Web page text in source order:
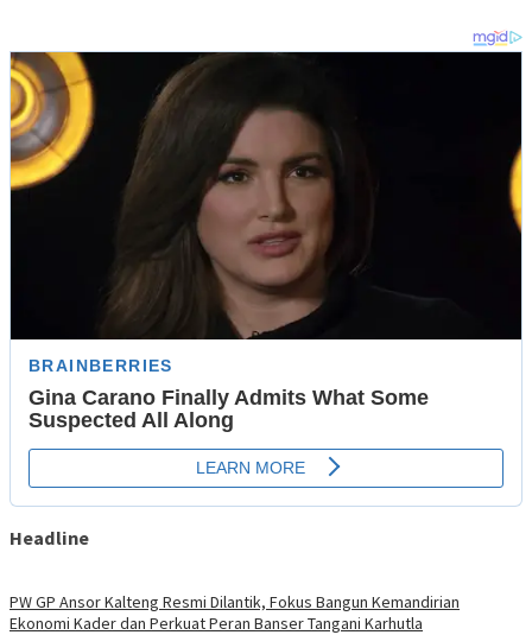
Headline
PW GP Ansor Kalteng Resmi Dilantik, Fokus Bangun Kemandirian
Ekonomi Kader dan Perkuat Peran Banser Tangani Karhutla